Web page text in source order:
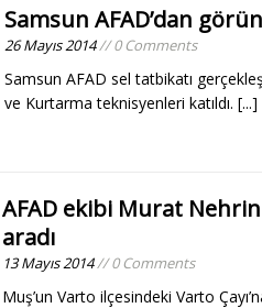
Samsun AFAD’dan
26 Mayıs 2014// 0 Comments
Samsun AFAD sel tatbikatı
ve Kurtarma teknisyenleri katıldı. [...]
AFAD ekibi Murat
aradı
13 Mayıs 2014// 0 Comments
Muş’un Varto ilçesindeki Varto